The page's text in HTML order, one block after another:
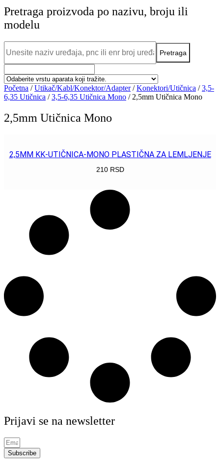
Pretraga proizvoda po nazivu, broju ili
modelu
Početna /Utikač/Kabl/Konektor/Adapter/Konektori/Utičnica /3,5-
6,35 Utičnica /3,5-6,35 Utičnica Mono / 2,5mm Utičnica Mono
2,5mm Utičnica Mono
2,5MM KK-UTIČNICA-MONO PLASTIČNA ZA LEMLJENJE
210 RSD
Prijavi se na newsletter
Subscribe